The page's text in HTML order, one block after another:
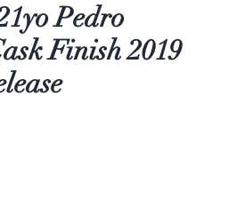
Pedro
Finish 2019